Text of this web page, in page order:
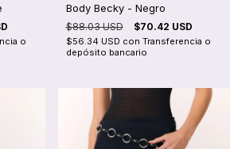
o
Body Becky - Negro
$88.03 USD $70.42 USD
$56.34 USD con Transferencia o
depósito bancario